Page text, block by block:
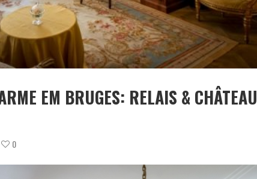
EM BRUGES: RELAIS & CHÂTEAU
0